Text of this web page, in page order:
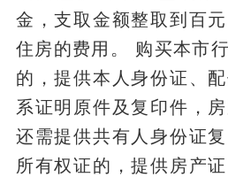
金，支取金额整取到百
住房的费用。 购买本市
的，提供本人身份证、
系证明原件及复印件，
还需提供共有人身份证
所有权证的，提供房产